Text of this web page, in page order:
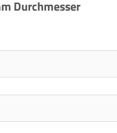
Durchmesser